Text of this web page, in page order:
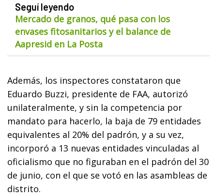
Seguí leyendo
Mercado de granos, qué pasa con los
envases fitosanitarios y el balance de
Aapresid en La Posta
Además, los inspectores constataron que
Eduardo Buzzi, presidente de FAA, autorizó
unilateralmente, y sin la competencia por
mandato para hacerlo, la baja de 79 entidades
equivalentes al 20% del padrón, y a su vez,
incorporó a 13 nuevas entidades vinculadas al
oficialismo que no figuraban en el padrón del 30
de junio, con el que se votó en las asambleas de
distrito.